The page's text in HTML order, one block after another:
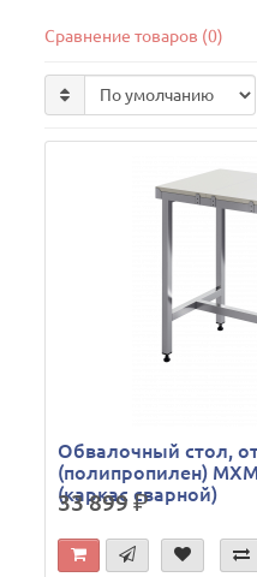
Сравнение товаров (0)
Обвалочный стол,
(полипропилен)
(каркас сварной)
33 899р.